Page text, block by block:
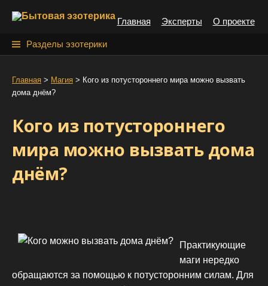
Главная Эксперты О проекте
Разделы эзотерики
й
Главная > Магия > Кого из потустороннего мира можно вызвать
дома днём?
Кого из потустороннего
мира можно вызвать дома
днём?
Практикующие
маги нередко
обращаются за помощью к потусторонним силам. Для